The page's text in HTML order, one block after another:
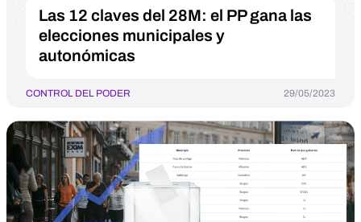
Las 12 claves del 28M: el PP gana las
elecciones municipales y
autonómicas
CONTROL DEL PODER 29/05/2023